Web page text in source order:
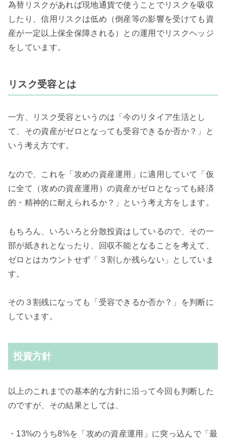
為替リスクがあれば現地通貨で使うことでリスクを吸収
したり、信用リスクは低め（倒産等の影響を受けても資
産が一定以上保全保障される）との運用でリスクヘッジ
をしています。
リスク受容とは
一方、リスク受容というのは「今のリタイア生活とし
て、その資産がゼロとなっても受容できるか否か？」と
いう考え方です。
なので、これを「攻めの資産運用」に適用していて「仮
に全て（攻めの資産運用）の資産がゼロとなっても経済
的・精神的に耐えられるか？」という考え方をします。
もちろん、いろいろと分散投資はしているので、その一
部が紙きれとなったり、回収不能となることを考えて、
ゼロとはカウントせず「３割しか残らない」としていま
す。
その３割残になっても「受容できるか否か？」を判断に
しています。
投資方針
以上のこれまでの基本的な方針に沿って今回も判断した
のですが、その結果としては、
・13%のうち8%を「攻めの資産運用」に突っ込んで「最